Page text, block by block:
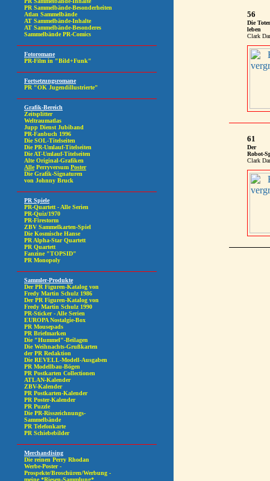
56
Die
leben
Clark
61
Der
Robot-
Clark